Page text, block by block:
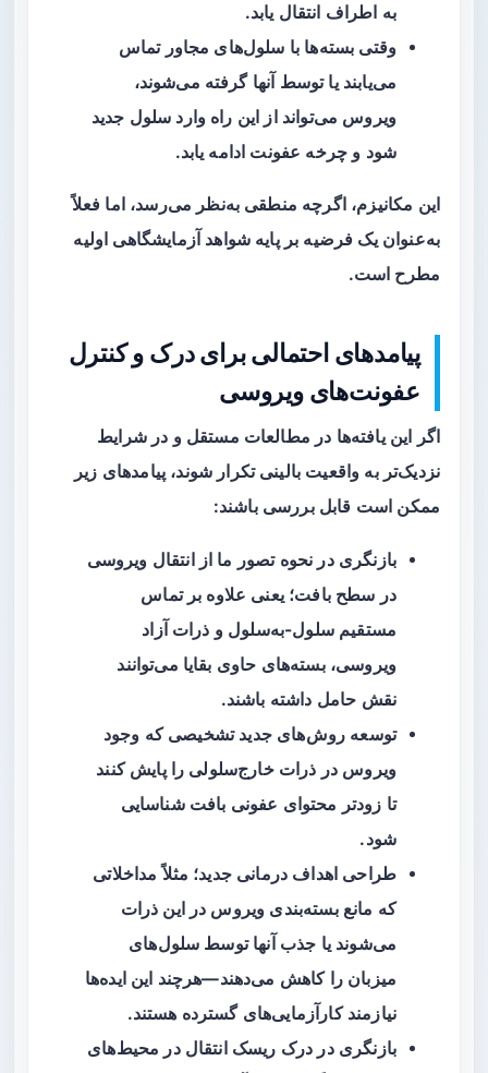
به اطراف انتقال یابد.
وقتی بسته‌ها با سلول‌های مجاور تماس
می‌یابند یا توسط آنها گرفته می‌شوند،
ویروس می‌تواند از این راه وارد سلول جدید
شود و چرخه عفونت ادامه یابد.
این مکانیزم، اگرچه منطقی به‌نظر می‌رسد، اما فعلاً
به‌عنوان یک فرضیه بر پایه شواهد آزمایشگاهی اولیه
مطرح است.
پیامدهای احتمالی برای درک و کنترل
عفونت‌های ویروسی
اگر این یافته‌ها در مطالعات مستقل و در شرایط
نزدیک‌تر به واقعیت بالینی تکرار شوند، پیامدهای زیر
ممکن است قابل بررسی باشند:
بازنگری در نحوه تصور ما از انتقال ویروسی
در سطح بافت؛ یعنی علاوه بر تماس
مستقیم سلول-به‌سلول و ذرات آزاد
ویروسی، بسته‌های حاوی بقایا می‌توانند
نقش حامل داشته باشند.
توسعه روش‌های جدید تشخیصی که وجود
ویروس در ذرات خارج‌سلولی را پایش کنند
تا زودتر محتوای عفونی بافت شناسایی
شود.
طراحی اهداف درمانی جدید؛ مثلاً مداخلاتی
که مانع بسته‌بندی ویروس در این ذرات
می‌شوند یا جذب آنها توسط سلول‌های
میزبان را کاهش می‌دهند—هرچند این ایده‌ها
نیازمند کارآزمایی‌های گسترده هستند.
بازنگری در درک ریسک انتقال در محیط‌های